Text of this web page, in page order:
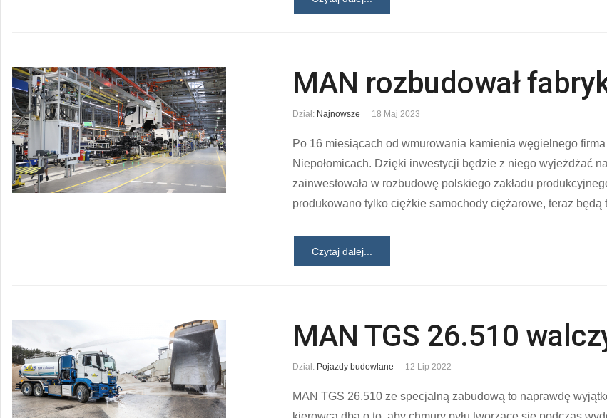
MAN rozbudował
Dział: Najnowsze 18 Maj 2023
Po 16 miesiącach od wmurowania kamienia węgielnego
Niepołomicach. Dzięki inwestycji będzie z niego wyjeżdżać
zainwestowała w rozbudowę polskiego zakładu
produkowano tylko ciężkie samochody ciężarowe, teraz
Czytaj dalej...
MAN TGS 26.510
Dział: Pojazdy budowlane 12 Lip 2022
MAN TGS 26.510 ze specjalną zabudową to naprawdę